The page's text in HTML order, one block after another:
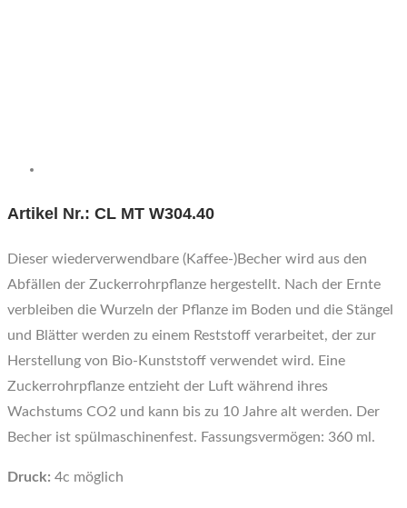
Artikel Nr.: CL MT W304.40
Dieser wiederverwendbare (Kaffee-)Becher wird aus den
Abfällen der Zuckerrohrpflanze hergestellt. Nach der Ernte
verbleiben die Wurzeln der Pflanze im Boden und die Stängel
und Blätter werden zu einem Reststoff verarbeitet, der zur
Herstellung von Bio-Kunststoff verwendet wird. Eine
Zuckerrohrpflanze entzieht der Luft während ihres
Wachstums CO2 und kann bis zu 10 Jahre alt werden. Der
Becher ist spülmaschinenfest. Fassungsvermögen: 360 ml.
Druck: 4c möglich